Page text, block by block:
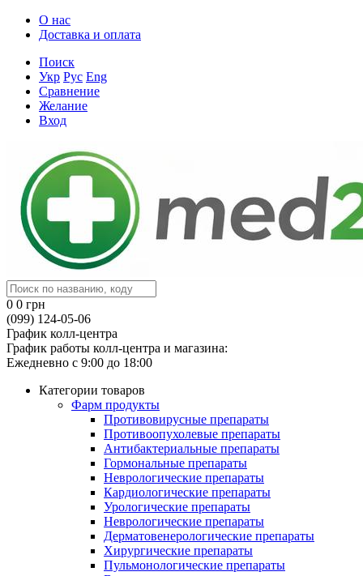
О нас
Доставка и оплата
Поиск
Укр Рус Eng
Сравнение
Желание
Вход
0 0 грн
(099) 124-05-06
График колл-центра
График работы колл-центра и магазина:
Ежедневно с 9:00 до 18:00
Категории товаров
Фарм продукты
Противовирусные препараты
Противоопухолевые препараты
Антибактериальные препараты
Гормональные препараты
Неврологические препараты
Кардиологические препараты
Урологические препараты
Неврологические препараты
Дерматовенерологические препараты
Хирургические препараты
Пульмонологические препараты